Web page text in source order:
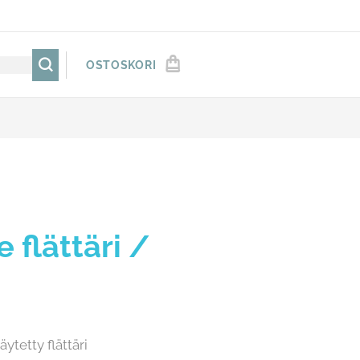
OSTOSKORI
flättäri /
flättäri